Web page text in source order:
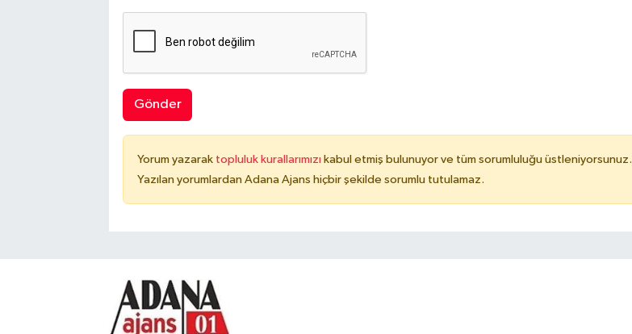
Gönder
Yorum yazarak topluluk kurallarımızı kabul etmiş bulunuyor ve tüm sorumluluğu üstleniyorsunuz.
Yazılan yorumlardan Adana Ajans hiçbir şekilde sorumlu tutulamaz.